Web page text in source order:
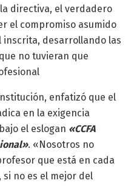
directiva, el verdadero
el compromiso asumido
desarrollando las
no tuvieran que
enfatizó que el
en la exigencia
el eslogan «CCFA
. «Nosotros no
que está en cada
si no es el mejor del